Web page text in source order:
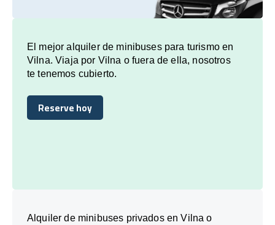
El mejor alquiler de minibuses para turismo en
Vilna. Viaja por Vilna o fuera de ella, nosotros
te tenemos cubierto.
Reserve hoy
Reserve hoy
Alquiler de minibuses privados en Vilna o